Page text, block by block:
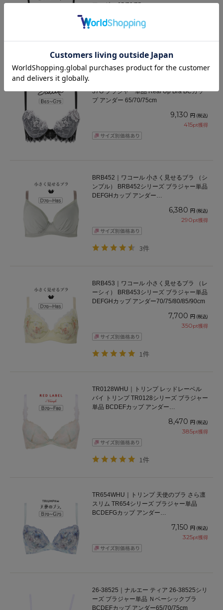
アンダー 65/70/75cm
37G ブラジャー単品 Real Up Bra BCカッ
プ アンダー 65/70/75cm
9,130 円 (税込)
415pt獲得
BRB452｜ワコール 小さく見せるブラ （シ
ンプル） BRB452シリーズ ブラジャー単品
DEFGHカップ アンダー
6,380 円 (税込)
290pt獲得
3件
BRB453｜ワコール 小さく見せるブラ （レ
ーシィ） BRB453シリーズ ブラジャー単品
DEFGHカップ アンダー70/75/80/85/90cm
7,700 円 (税込)
350pt獲得
1件
TR0128WHU｜トリンプ レッドレーベル
バイ トリンプ TR0128シリーズ ブラジャー
単品 BCDEFカップ アンダー
8,470 円 (税込)
385pt獲得
1件
TR654WHU｜トリンプ 天使のブラ さら凛
スリム TR654シリーズ ブラジャー単品
BCDEFGカップ アンダー
7,150 円 (税込)
325pt獲得
26-38525｜ナルエー ティア 26-38525シリ
ーズ ブラジャー単品 Ｎベーシックブラ
BCDEFカップ アンダー65/70/75cm